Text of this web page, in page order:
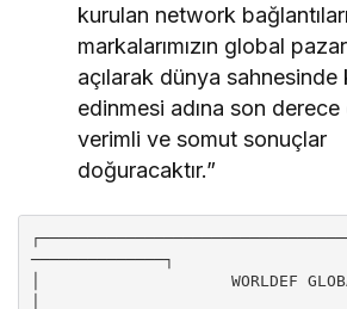
kurulan network
markalarımızın global
açılarak dünya sahnesinde
edinmesi adına son
verimli ve somut sonuçlar
doğuracaktır.”
──────────────┐
│                    WORLDEF